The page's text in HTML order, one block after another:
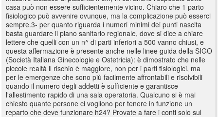
casa può non essere sufficientemente vicino. Chiaro che 1 parto
fisiologico può avvenire ovunque, ma la complicazione può esserci
sempre.3- per quanto riguarda i numeri minimi dei punti nascita
basta guardare il piano sanitario regionale, dove si dice a chiare
lettere che quelli con un n^ di parti inferiori a 500 vanno chiusi, e
questa affermazione è presente anche nelle linee guida della SIGO
(Società Italiana Ginecologie e Ostetricia): è dimostrato che nelle
piccole realtà il rischio è maggiore, non per i parti fisiologici, ma
per le emergenze che sono più facilmente affrontabili e risolvibili
quando il numero degli addetti è sufficiente e garantisce
l'allestimento rapido di una sala operatoria. Qualcuno si è mai
chiesto quante persone ci vogliono per tenere in funzione un
reparto che deve funzionare h24? Provate a fare i conti solo sul